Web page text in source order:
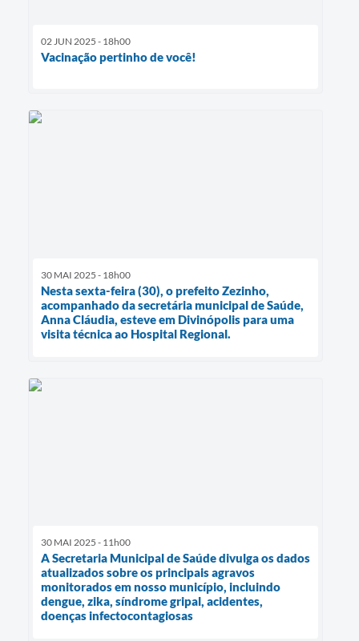
02 JUN 2025 - 18h00
Vacinação pertinho de você!
30 MAI 2025 - 18h00
Nesta sexta-feira (30), o prefeito Zezinho,
acompanhado da secretária municipal de Saúde,
Anna Cláudia, esteve em Divinópolis para uma
visita técnica ao Hospital Regional.
30 MAI 2025 - 11h00
A Secretaria Municipal de Saúde divulga os dados
atualizados sobre os principais agravos
monitorados em nosso município, incluindo
dengue, zika, síndrome gripal, acidentes,
doenças infectocontagiosas